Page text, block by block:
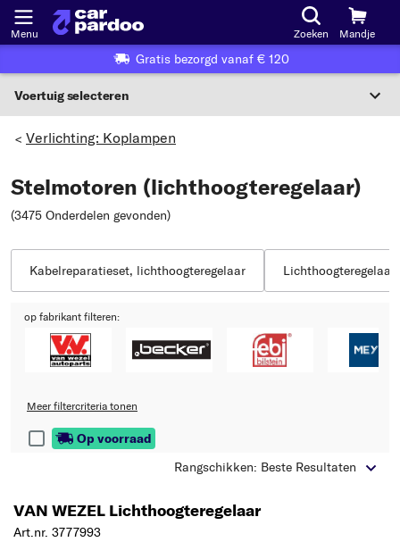
Menu Zoeken Mandje
Gratis bezorgd vanaf € 120
Voertuig selecteren
Voertuig selecteren
Of selecteer voertuig volgens criteria:
Selecteer model
> Verlichting: Koplampen
Stelmotoren (lichthoogteregelaar)
(3475 Onderdelen gevonden)
Kabelreparatieset, lichthoogteregelaar Lichthoogteregelaar
op fabrikant filteren:
Meer filtercriteria tonen
Op voorraad
Rangschikken: Beste Resultaten
VAN WEZEL Lichthoogteregelaar
Art.nr. 3777993